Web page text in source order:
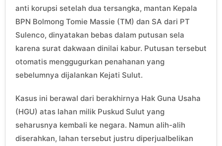
anti korupsi setelah dua tersangka, mantan Kepala
BPN Bolmong Tomie Massie (TM) dan SA dari PT
Sulenco, dinyatakan bebas dalam putusan sela
karena surat dakwaan dinilai kabur. Putusan tersebut
otomatis menggugurkan penahanan yang
sebelumnya dijalankan Kejati Sulut.
Kasus ini berawal dari berakhirnya Hak Guna Usaha
(HGU) atas lahan milik Puskud Sulut yang
seharusnya kembali ke negara. Namun alih-alih
diserahkan, lahan tersebut justru diperjualbelikan